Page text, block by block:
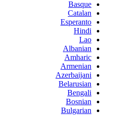
Basque
Catalan
Esperanto
Hindi
Lao
Albanian
Amharic
Armenian
Azerbaijani
Belarusian
Bengali
Bosnian
Bulgarian